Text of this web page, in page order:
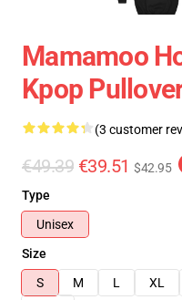
Mamamoo
Kpop
(3 customer
€49.39 €39.51 $42.95
Type
Unisex
Size
S
M L XL